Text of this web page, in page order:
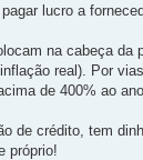
lucro a
na cabeça
real). Por
de 400% ao
de crédito, tem
próprio!